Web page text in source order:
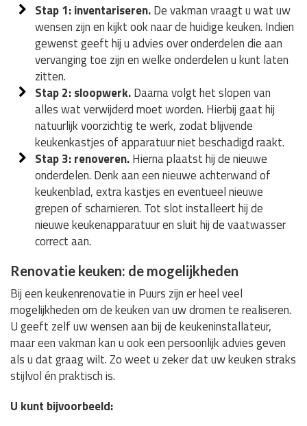
Stap 1: inventariseren.De vakman vraagt u wat uw
wensen zijn en kijkt ook naar de huidige keuken. Indien
gewenst geeft hij u advies over onderdelen die aan
vervanging toe zijn en welke onderdelen u kunt laten
zitten.
Stap 2: sloopwerk.Daarna volgt het slopen van
alles wat verwijderd moet worden. Hierbij gaat hij
natuurlijk voorzichtig te werk, zodat blijvende
keukenkastjes of apparatuur niet beschadigd raakt.
Stap 3: renoveren.Hierna plaatst hij de nieuwe
onderdelen. Denk aan een nieuwe achterwand of
keukenblad, extra kastjes en eventueel nieuwe
grepen of scharnieren. Tot slot installeert hij de
nieuwe keukenapparatuur en sluit hij de vaatwasser
correct aan.
Renovatie keuken: de mogelijkheden
Bij een keukenrenovatie in Puurs zijn er heel veel
mogelijkheden om de keuken van uw dromen te realiseren.
U geeft zelf uw wensen aan bij de keukeninstallateur,
maar een vakman kan u ook een persoonlijk advies geven
als u dat graag wilt. Zo weet u zeker dat uw keuken straks
stijlvol én praktisch is.
U kunt bijvoorbeeld: